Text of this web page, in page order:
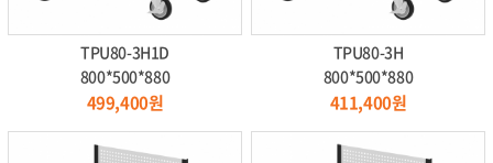
TPU80-3H1D
800*500*880
499,400원
TPU80-3H
800*500*880
411,400원